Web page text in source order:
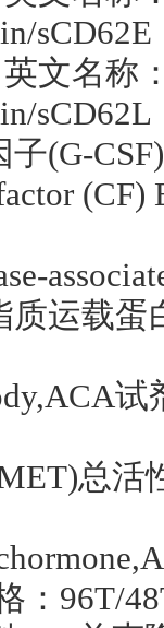
sCD62E
英文名称
sCD62L
子(G-
质运载蛋
试
总活
： 96T/